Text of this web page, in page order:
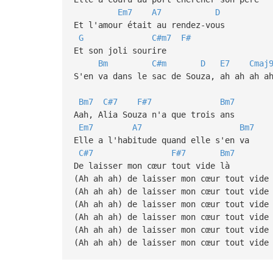
Em7
A7
D
Et l'amour était au rendez-vous
G
C#m7
F#
Et son joli sourire
Bm
C#m D E7
Cmaj9
S'en va dans le sac de Souza, ah ah ah ah
Bm7 C#7 F#7
Bm7
Aah, Alia Souza n'a que trois ans
Em7
A7
Bm7
Elle a l'habitude quand elle s'en va
C#7
F#7
Bm7
De laisser mon cœur tout vide là
(Ah ah ah) de laisser mon cœur tout
(Ah ah ah) de laisser mon cœur tout
(Ah ah ah) de laisser mon cœur tout
(Ah ah ah) de laisser mon cœur tout
(Ah ah ah) de laisser mon cœur tout
(Ah ah ah) de laisser mon cœur tout